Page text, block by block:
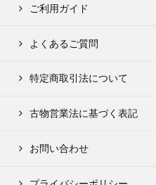
ご利用ガイド
よくあるご質問
特定商取引法について
古物営業法に基づく表記
お問い合わせ